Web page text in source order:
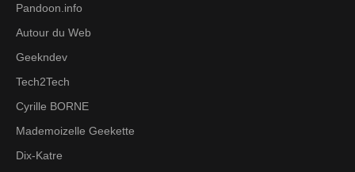
Pandoon.info
Autour du Web
Geekndev
Tech2Tech
Cyrille BORNE
Mademoizelle Geekette
Dix-Katre